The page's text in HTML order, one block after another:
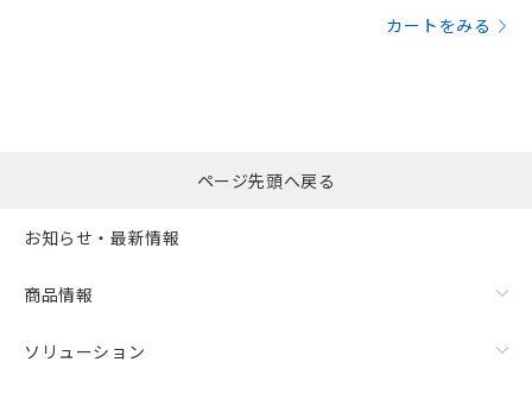
カートをみる
ページ先頭へ戻る
お知らせ・最新情報
商品情報
ソリューション